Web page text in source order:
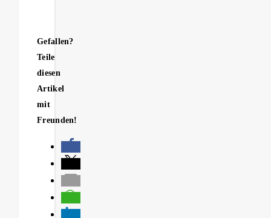
Gefallen?
Teile
diesen
Artikel
mit
Freunden!